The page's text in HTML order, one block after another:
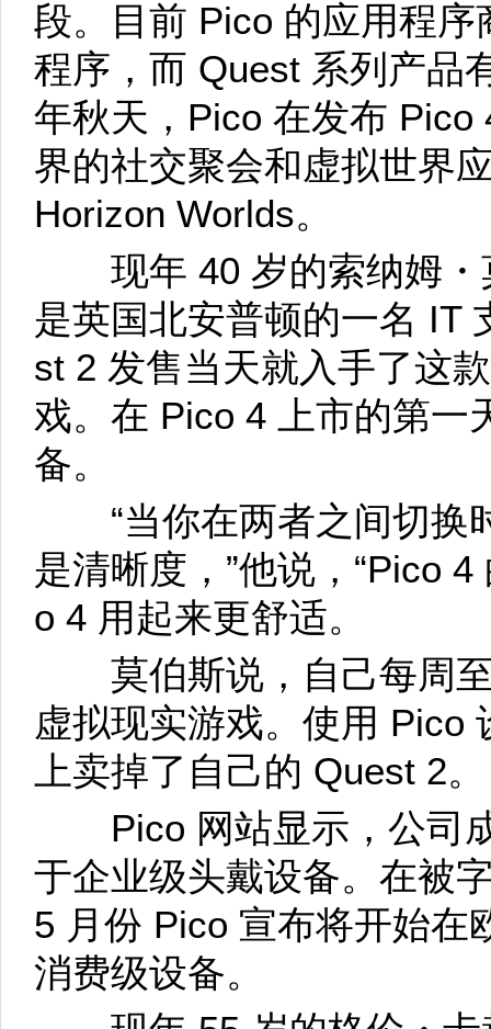
段。目前 Pico 的应用程
程序，而 Quest 系列产品
年秋天，Pico 在发布
界的社交聚会和虚拟世界
Horizon Worlds。
现年 40 岁的索纳姆・
是英国北安普顿的一名 IT
st 2 发售当天就入手了这
戏。在 Pico 4 上市的第一
备。
“当你在两者之间切换
是清晰度，”他说，“Pico
o 4 用起来更舒适。
莫伯斯说，自己每周至
虚拟现实游戏。使用 Pico
上卖掉了自己的 Quest 2。
Pico 网站显示，公司
于企业级头戴设备。在被
5 月份 Pico 宣布将开始在
消费级设备。